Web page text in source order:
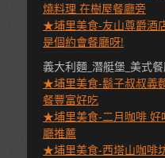
燒料理 在樹屋餐廳旁
★埔里美食-友山尊爵酒
是個約會餐廳呀!
義大利麵_潛艇堡_美式
★埔里美食-鬍子叔叔義
餐豐富好吃
★埔里美食-二月咖啡 好
廳推薦
★埔里美食-西塔山咖啡